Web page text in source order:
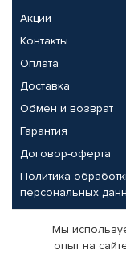
Акции
Контакты
Оплата
Доставка
Обмен и возврат
Гарантия
Договор-оферта
Политика
персональных
Партнерам
Корпоративным
Мы
опыт на